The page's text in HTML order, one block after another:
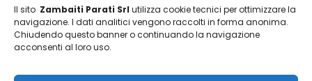
Il sito Zambaiti Parati Srl utilizza cookie tecnici per ottimizzare la
navigazione. I dati analitici vengono raccolti in forma anonima.
Chiudendo questo banner o continuando la navigazione
acconsenti al loro uso.